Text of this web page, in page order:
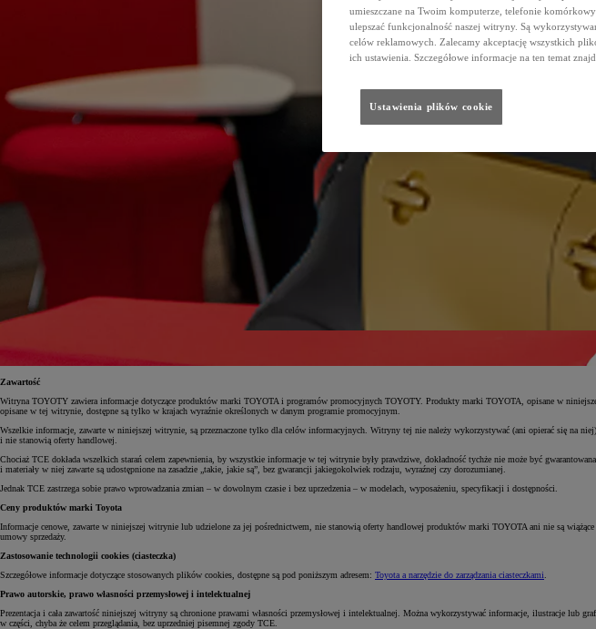
Zawartość
Witryna TOYOTY zawiera informacje dotyczące produktów marki TOYOTA i programów promocyjnych TOYOTY. Produkty marki TOYOTA, opisane w
opisane w tej witrynie, dostępne są tylko w krajach wyraźnie określonych w danym programie promocyjnym.
Wszelkie informacje, zawarte w niniejszej witrynie, są przeznaczone tylko dla celów informacyjnych. Witryny tej nie należy wykorzystywać (ani opierać się na
i nie stanowią oferty handlowej.
Chociaż TCE dokłada wszelkich starań celem zapewnienia, by wszystkie informacje w tej witrynie były prawdziwe, dokładność tychże nie może być
i materiały w niej zawarte są udostępnione na zasadzie „takie, jakie są”, bez gwarancji jakiegokolwiek rodzaju, wyraźnej czy dorozumianej.
Jednak TCE zastrzega sobie prawo wprowadzania zmian – w dowolnym czasie i bez uprzedzenia – w modelach, wyposażeniu, specyfikacji i dostępności.
Ceny produktów marki Toyota
Informacje cenowe, zawarte w niniejszej witrynie lub udzielone za jej pośrednictwem, nie stanowią oferty handlowej produktów marki TOYOTA ani nie są
umowy sprzedaży.
Zastosowanie technologii cookies (ciasteczka)
Szczegółowe informacje dotyczące stosowanych plików cookies, dostępne są pod poniższym adresem: Toyota a narzędzie do zarządzania ciasteczkami
Prawo autorskie, prawo własności przemysłowej i intelektualnej
Prezentacja i cała zawartość niniejszej witryny są chronione prawami własności przemysłowej i intelektualnej. Można wykorzystywać informacje, ilustracje
w części, chyba że celem przeglądania, bez uprzedniej pisemnej zgody TCE.
umieszczane na Twoim komputerze, telefonie
ulepszać funkcjonalność naszej witryny. Są
celów reklamowych. Zalecamy akceptację wszystkich
ich ustawienia. Szczegółowe informacje na ten temat
Ustawienia plików cookie